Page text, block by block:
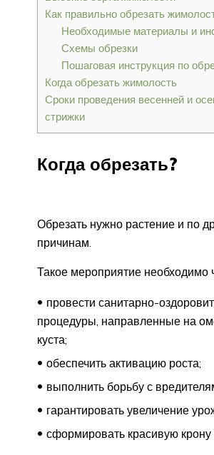
Как правильно обрезать
Необходимые материалы и
Схемы обрезки
Пошаговая инструкция по
Когда обрезать жимолость
Сроки проведения весенней и
стрижки
Когда обрезать?
Обрезать нужно растение и по
причинам.
Такое мероприятие необходимо
провести санитарно-
процедуры, направленные на
куста;
обеспечить активацию роста;
выполнить борьбу с
гарантировать увеличение
сформировать красивую крону